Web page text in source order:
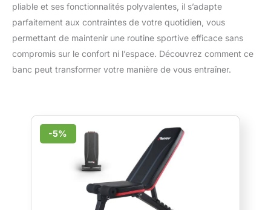
pliable et ses fonctionnalités polyvalentes, il s’adapte
parfaitement aux contraintes de votre quotidien, vous
permettant de maintenir une routine sportive efficace sans
compromis sur le confort ni l’espace. Découvrez comment ce
banc peut transformer votre manière de vous entraîner.
-5%